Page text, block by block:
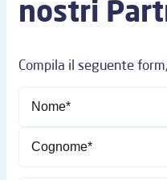
nostri
Compila il seguente